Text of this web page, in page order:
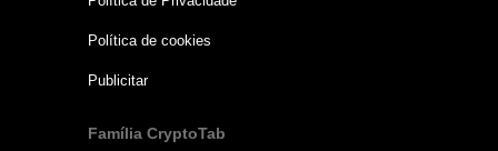
Política de cookies
Publicitar
Família CryptoTab